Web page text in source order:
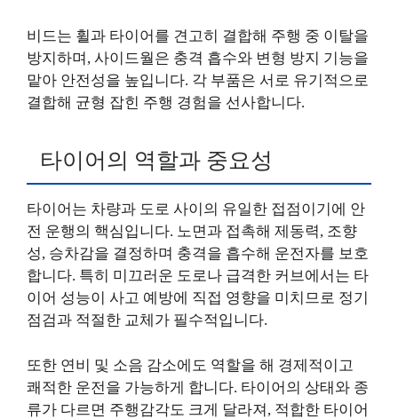
비드는 휠과 타이어를 견고히 결합해 주행 중 이탈을
방지하며, 사이드월은 충격 흡수와 변형 방지 기능을
맡아 안전성을 높입니다. 각 부품은 서로 유기적으로
결합해 균형 잡힌 주행 경험을 선사합니다.
타이어의 역할과 중요성
타이어는 차량과 도로 사이의 유일한 접점이기에 안
전 운행의 핵심입니다. 노면과 접촉해 제동력, 조향
성, 승차감을 결정하며 충격을 흡수해 운전자를 보호
합니다. 특히 미끄러운 도로나 급격한 커브에서는 타
이어 성능이 사고 예방에 직접 영향을 미치므로 정기
점검과 적절한 교체가 필수적입니다.
또한 연비 및 소음 감소에도 역할을 해 경제적이고
쾌적한 운전을 가능하게 합니다. 타이어의 상태와 종
류가 다르면 주행감각도 크게 달라져, 적합한 타이어